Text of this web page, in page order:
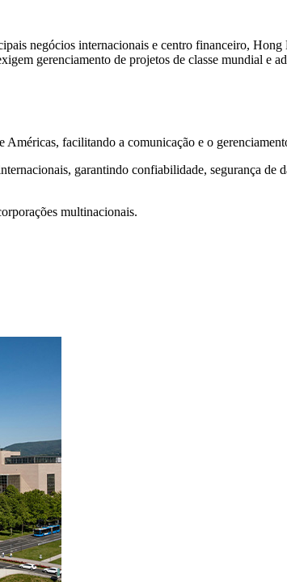
negócios internacionais e centro financeiro,
gerenciamento de projetos de classe mundial e
facilitando a comunicação e o
garantindo confiabilidade, segurança de
multinacionais.